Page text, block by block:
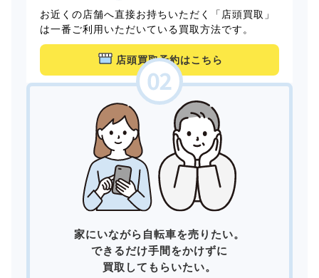
お近くの店舗へ直接お持ちいただく「店頭買取」
は一番ご利用いただいている買取方法です。
店頭買取予約はこちら
家にいながら自転車を売りたい。
できるだけ手間をかけずに
買取してもらいたい。